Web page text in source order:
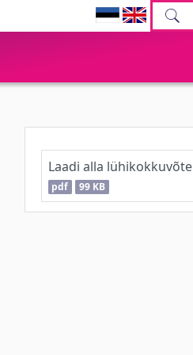
Laadi alla lühikokkuvõte
pdf 99 KB